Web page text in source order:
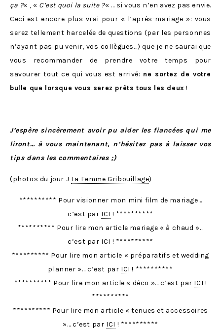
ça ?« , « C’est quoi la suite ?« … si vous n’en avez pas envie.
Ceci est encore plus vrai pour « l’après-mariage »: vous
serez tellement harcelée de questions (par les personnes
n’ayant pas pu venir, vos collègues…) que je ne saurai que
vous recommander de prendre votre temps pour
savourer tout ce qui vous est arrivé: ne sortez de votre
bulle que lorsque vous serez prêts tous les deux !
J’espère sincèrement avoir pu aider les fiancées qui me
liront… à vous maintenant, n’hésitez pas à laisser vos
tips dans les commentaires ;)
(photos du jour J La Femme Gribouillage)
********** Pour visionner mon mini film de mariage…
c’est par ICI ! **********
********** Pour lire mon article mariage « à chaud »…
c’est par ICI ! **********
********** Pour lire mon article « préparatifs et wedding
planner »… c’est par ICI ! **********
********** Pour lire mon article « déco »… c’est par ICI !
**********
********** Pour lire mon article « tenues et accessoires
»… c’est par ICI ! **********